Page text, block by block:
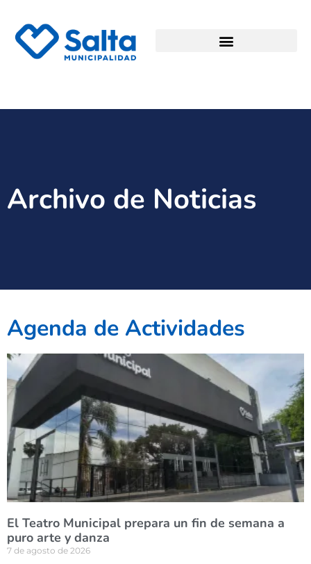
Archivo de Noticias
Agenda de Actividades
El Teatro Municipal prepara un fin de semana a
puro arte y danza
7 de agosto de 2026